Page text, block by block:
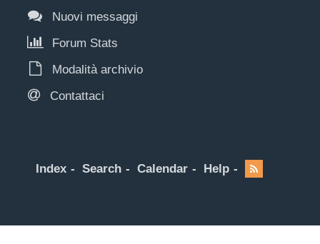
Nuovi messaggi
Forum Stats
Modalità archivio
Contattaci
Index Search Calendar Help